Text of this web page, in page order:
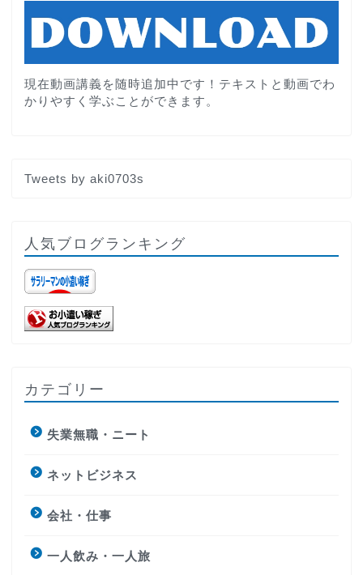
現在動画講義を随時追加中です！テキストと動画でわ
かりやすく学ぶことができます。
Tweets by aki0703s
人気ブログランキング
カテゴリー
失業無職・ニート
ネットビジネス
会社・仕事
一人飲み・一人旅